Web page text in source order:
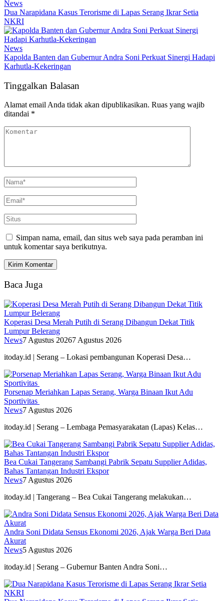
News
Dua Narapidana Kasus Terorisme di Lapas Serang Ikrar Setia
NKRI
News
Kapolda Banten dan Gubernur Andra Soni Perkuat Sinergi Hadapi
Karhutla-Kekeringan
Tinggalkan Balasan
Alamat email Anda tidak akan dipublikasikan. Ruas yang wajib
ditandai *
Simpan nama, email, dan situs web saya pada peramban ini
untuk komentar saya berikutnya.
Baca Juga
Koperasi Desa Merah Putih di Serang Dibangun Dekat Titik
Lumpur Belerang
News7 Agustus 20267 Agustus 2026
itoday.id | Serang – Lokasi pembangunan Koperasi Desa…
Porsenap Meriahkan Lapas Serang, Warga Binaan Ikut Adu
Sportivitas
News7 Agustus 2026
itoday.id | Serang – Lembaga Pemasyarakatan (Lapas) Kelas…
Bea Cukai Tangerang Sambangi Pabrik Sepatu Supplier Adidas,
Bahas Tantangan Industri Ekspor
News7 Agustus 2026
itoday.id | Tangerang – Bea Cukai Tangerang melakukan…
Andra Soni Didata Sensus Ekonomi 2026, Ajak Warga Beri Data
Akurat
News5 Agustus 2026
itoday.id | Serang – Gubernur Banten Andra Soni…